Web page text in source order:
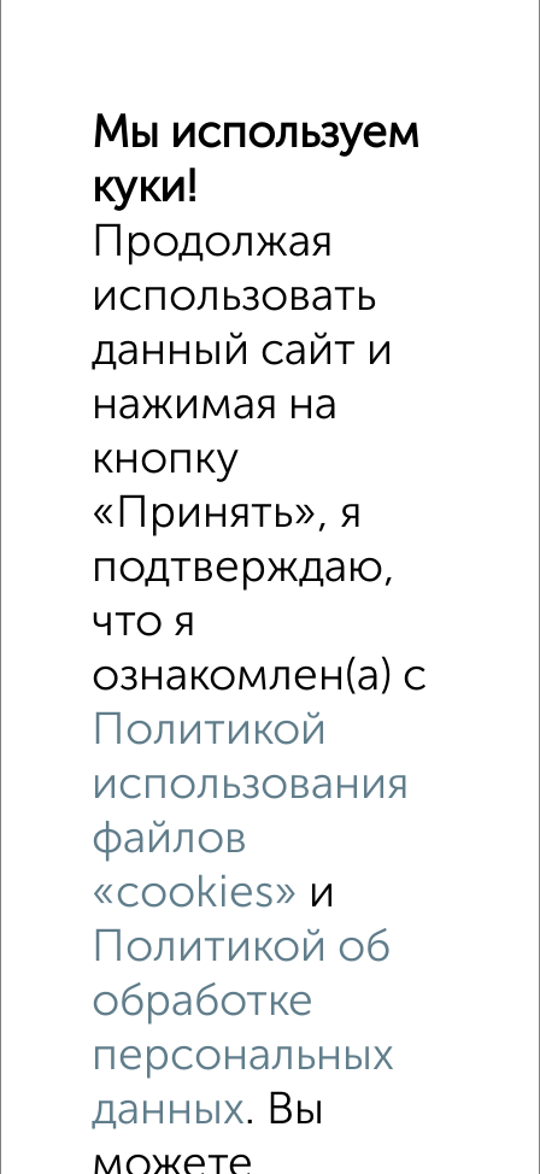
1‑комнатные квартиры недалеко от Мира 41
Рядом, с меньшей ценой
Недалеко от Мира 41 с ценой ниже
1‑комнатные квартиры
Поиск по схожим параметрам:
Мы используем
куки!
Продолжая
использовать
данный сайт и
нажимая на
кнопку
«Принять», я
подтверждаю,
что я
ознакомлен(а) с
Политикой
использования
файлов
«cookies» и
Политикой об
обработке
персональных
данных. Вы